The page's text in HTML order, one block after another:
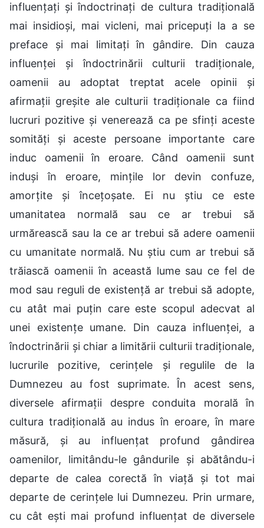
influențați și îndoctrinați de cultura tradițională
mai insidioși, mai vicleni, mai pricepuți la a se
preface și mai limitați în gândire. Din cauza
influenței și îndoctrinării culturii tradiționale,
oamenii au adoptat treptat acele opinii și
afirmații greșite ale culturii tradiționale ca fiind
lucruri pozitive și venerează ca pe sfinți aceste
somități și aceste persoane importante care
induc oamenii în eroare. Când oamenii sunt
induși în eroare, mințile lor devin confuze,
amorțite și încețoșate. Ei nu știu ce este
umanitatea normală sau ce ar trebui să
urmărească sau la ce ar trebui să adere oamenii
cu umanitate normală. Nu știu cum ar trebui să
trăiască oamenii în această lume sau ce fel de
mod sau reguli de existență ar trebui să adopte,
cu atât mai puțin care este scopul adecvat al
unei existențe umane. Din cauza influenței, a
îndoctrinării și chiar a limitării culturii tradiționale,
lucrurile pozitive, cerințele și regulile de la
Dumnezeu au fost suprimate. În acest sens,
diversele afirmații despre conduita morală în
cultura tradițională au indus în eroare, în mare
măsură, și au influențat profund gândirea
oamenilor, limitându-le gândurile și abătându-i
departe de calea corectă în viață și tot mai
departe de cerințele lui Dumnezeu. Prin urmare,
cu cât ești mai profund influențat de diversele